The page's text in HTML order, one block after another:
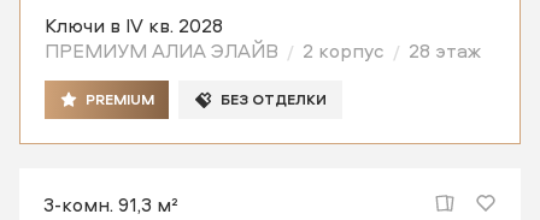
Ключи в IV кв. 2028
ПРЕМИУМ АЛИА ЭЛАЙВ
2 корпус 28 этаж
PREMIUM БЕЗ ОТДЕЛКИ
3-комн. 91,3 м²